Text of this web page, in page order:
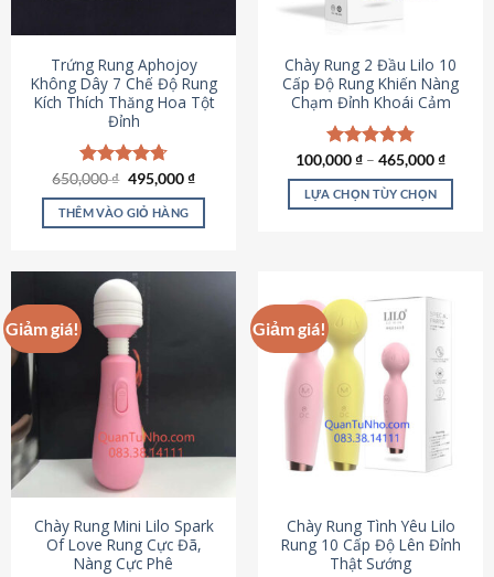
Trứng Rung Aphojoy
Không Dây 7 Chế Độ Rung
Kích Thích Thăng Hoa Tột
Đỉnh
Được xếp
hạng4.72
5 sao
650,000₫ Giá
là:
650,000 ₫.
495,000₫Giá
tại
495,000 ₫.
THÊM VÀO GIỎ HÀNG
Chày Rung 2 Đầu Lilo 10
Cấp Độ Rung Khiến Nàng
Chạm Đỉnh Khoái Cảm
Được xếp
hạng4.80
5 sao
100,000₫ – 465,000₫
LỰA CHỌN TÙY CHỌN
nhiều
biến
thể.
Các
chọn
thể
chọn
trên
trang
Giảm giá!
Chày Rung Mini Lilo Spark
Of Love Rung Cực Đã,
Nàng Cực Phê
Giảm giá!
Chày Rung Tình Yêu Lilo
Rung 10 Cấp Độ Lên Đỉnh
Thật Sướng